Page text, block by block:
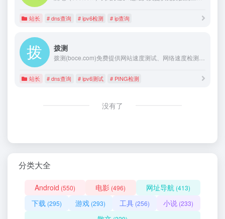
站长 # dns查询 # ipv6检测 # ip查询
拨测
站长 # dns查询 # ipv6测试 # PING检测
没有了
分类大全
Android (550) 电影 (496) 网址导航 (413)
下载 (295) 游戏 (293) 工具(256) 小说 (233)